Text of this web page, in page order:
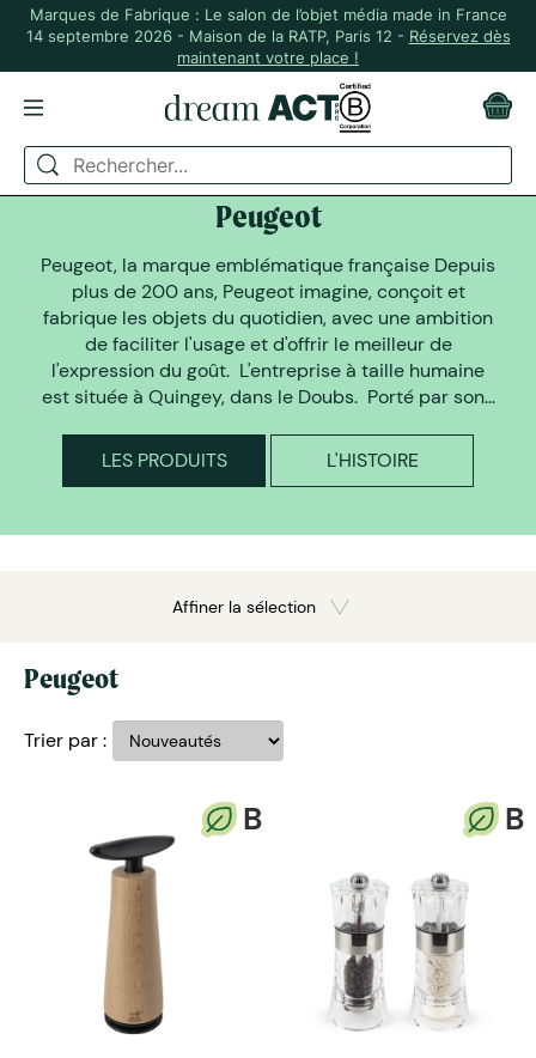
Marques de Fabrique : Le salon de l’objet média made in France
14 septembre 2026 - Maison de la RATP, Paris 12 - Réservez dès
maintenant votre place !
DREAM ACT A SELECTIONNÉ
Peugeot
Peugeot, la marque emblématique française Depuis
plus de 200 ans, Peugeot imagine, conçoit et
fabrique les objets du quotidien, avec une ambition
de faciliter l'usage et d'offrir le meilleur de
l'expression du goût. L'entreprise à taille humaine
est située à Quingey, dans le Doubs. Porté par son...
LES PRODUITS L'HISTOIRE
Affiner la sélection
Peugeot
Trier par :
B B